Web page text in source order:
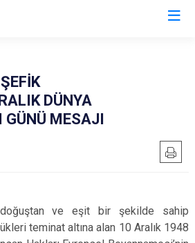
DÜNYA
MESAJI
doğuştan ve eşit bir şekilde sahip
teminat altına alan 10 Aralık 1948